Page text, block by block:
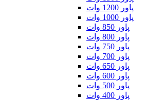
پاور 1200 وات
پاور 1000 وات
پاور 850 وات
پاور 800 وات
پاور 750 وات
پاور 700 وات
پاور 650 وات
پاور 600 وات
پاور 500 وات
پاور 400 وات